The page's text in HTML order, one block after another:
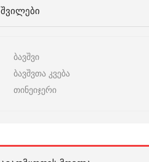
ᲨᲕᲘᲚᲔᲑᲘ
ბავშვი
ბავშვთა კვება
თინეიჯერი